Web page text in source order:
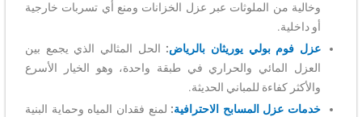
وخالية من الملوثات عبر عزل الخزانات ومنع أي تسربات خارجية
أو داخلية.
عزل فوم بولي يوريثان بالرياض: الحل المثالي الذي يجمع بين
العزل المائي والحراري في طبقة واحدة، وهو الخيار الأسرع
والأكثر كفاءة للمباني الحديثة.
خدمات عزل المسابح الاحترافية: لمنع فقدان المياه وحماية البنية